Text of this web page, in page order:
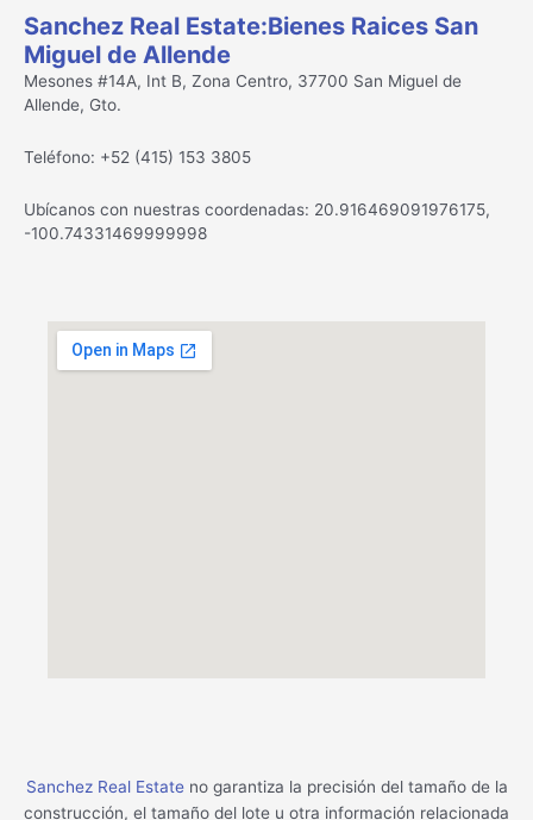
Sanchez Real Estate:Bienes Raices San
Miguel de Allende
Mesones #14A, Int B, Zona Centro, 37700 San Miguel de
Allende, Gto.
Teléfono: +52 (415) 153 3805
Ubícanos con nuestras coordenadas: 20.916469091976175,
-100.74331469999998
Sanchez Real Estateno garantiza la precisión del tamaño de la
construcción, el tamaño del lote u otra información relacionada